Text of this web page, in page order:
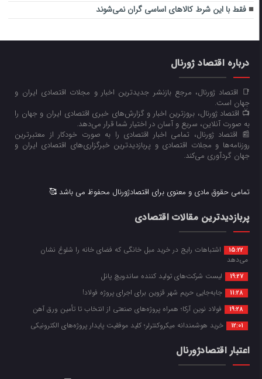
فقط با این شرط کالاهای اساسی گران نمی‌شوند
درباره اقتصاد ژورنال
📑 اقتصاد ژورنال، مرجع بازنشر جدیدترین اخبار و مجلات اقتصادی ایران و
جهان است.
📺 اقتصاد ژورنال، بروزترین اخبار و گزارش‌های خبری اقتصادی ایران و جهان را
به صورت آنلاین، سریع و آسان در اختیار شما قرار می‌‌دهد.
📰 اقتصاد ژورنال، تمامی اخبار اقتصادی را به صورت خودکار از معتبرترین
روزنامه‌ها و مجلات اقتصادی و پربازدیدترین خبرگزاری‌های اقتصادی ایران و
جهان گردآوری می‌کند.
تمامی حقوق مادی و معنوی برای اقتصادژورنال محفوظ می باشد 🥰
پربازدیدترین مقالات اقتصادی
15:22
اشتباهات رایج در خرید مبل خانگی که فضای خانه را شلوغ نشان
می‌دهد
19:27 لیست شرکت‌های تولید کننده ساندویچ پانل
11:28 جابه‌جایی حریم شهر قزوین برای اجرای پروژه فولاد!
19:28 فولاد نوین آرکا؛ همراه پروژه‌های صنعتی از انتخاب تا تأمین ورق آهن
12:01 خرید هوشمندانه میکروکنترلر؛ کلید موفقیت پایدار پروژه‌های الکترونیکی
اعتبار اقتصادژورنال